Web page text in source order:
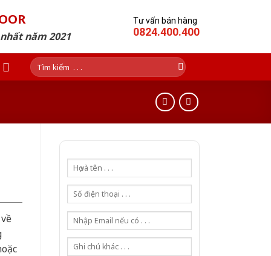
năm 2021
Tư vấn bán hàng
0824.400.400
Tìm
kiếm: